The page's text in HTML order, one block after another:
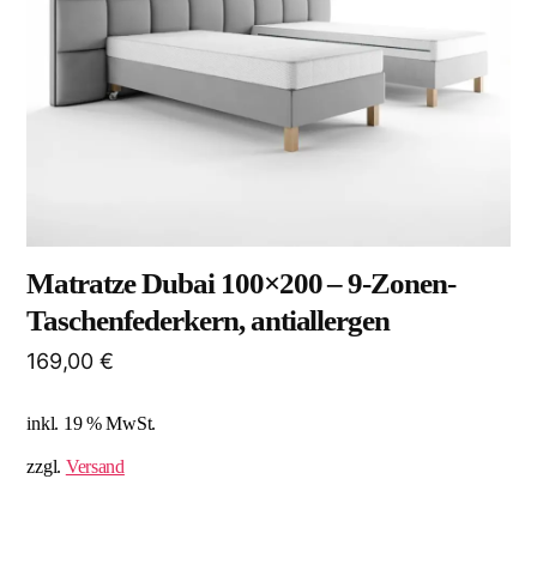
Matratze Dubai 100×200 – 9-Zonen-
Taschenfederkern, antiallergen
169,00 €
inkl. 19 % MwSt.
zzgl. Versand